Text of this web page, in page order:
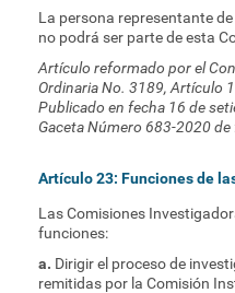
La persona representante
no podrá ser parte de esta
Artículo reformado por el
Ordinaria No. 3189, Artículo
Publicado en fecha 16 de
Gaceta Número 683-2020
Artículo 23: Funciones de
Las Comisiones
funciones:
a. Dirigir el proceso de
remitidas por la Comisión